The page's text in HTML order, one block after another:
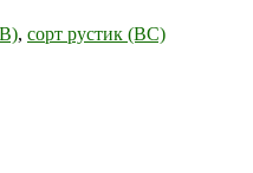
, сорт рустик (ВС)